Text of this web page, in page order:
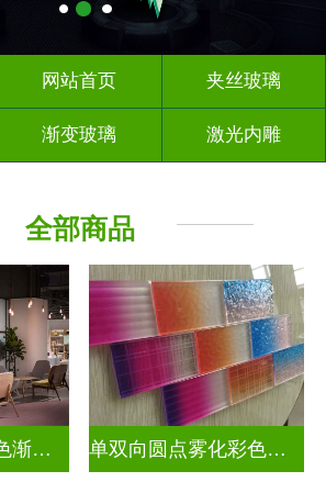
网站首页 夹丝玻璃
渐变玻璃 激光内雕
烤漆玻璃
玻璃砖墙 智能镜子
全部商品
双向单向磨砂彩色渐变玻璃 单双向圆点雾化彩色渐变玻璃